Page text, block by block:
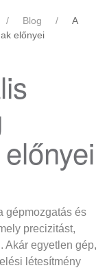
Blog
A
előnyei
gépmozgatás és
precizitást,
Akár egyetlen gép,
létesítmény